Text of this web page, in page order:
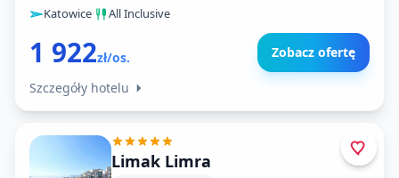
Katowice· All Inclusive
1 922zł/os. Zobacz ofertę
Szczegóły hotelu
Limak Limra